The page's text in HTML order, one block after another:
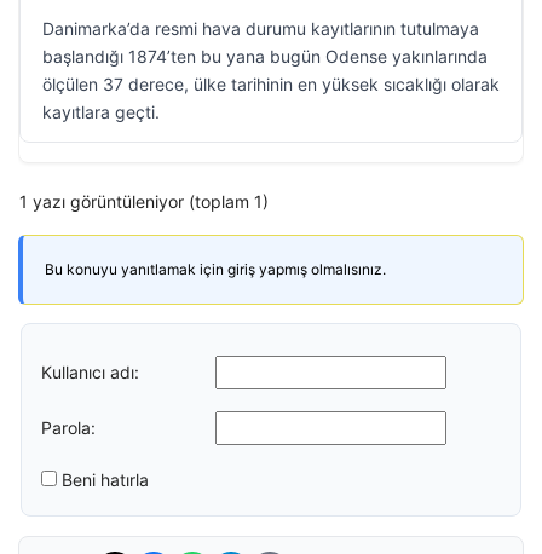
Danimarka’da resmi hava durumu kayıtlarının tutulmaya
başlandığı 1874’ten bu yana bugün Odense yakınlarında
ölçülen 37 derece, ülke tarihinin en yüksek sıcaklığı olarak
kayıtlara geçti.
1 yazı görüntüleniyor (toplam 1)
Bu konuyu yanıtlamak için giriş yapmış olmalısınız.
Kullanıcı adı:
Parola:
Beni hatırla